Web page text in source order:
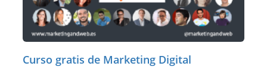
Curso gratis de Marketing Digital